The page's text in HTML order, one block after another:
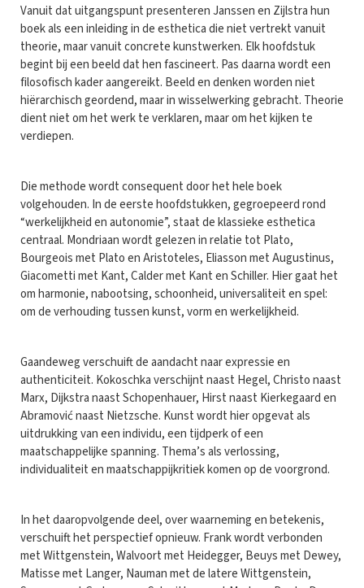
Vanuit dat uitgangspunt presenteren Janssen en Zijlstra hun
boek als een inleiding in de esthetica die niet vertrekt vanuit
theorie, maar vanuit concrete kunstwerken. Elk hoofdstuk
begint bij een beeld dat hen fascineert. Pas daarna wordt een
filosofisch kader aangereikt. Beeld en denken worden niet
hiërarchisch geordend, maar in wisselwerking gebracht. Theorie
dient niet om het werk te verklaren, maar om het kijken te
verdiepen.
Die methode wordt consequent door het hele boek
volgehouden. In de eerste hoofdstukken, gegroepeerd rond
“werkelijkheid en autonomie”, staat de klassieke esthetica
centraal. Mondriaan wordt gelezen in relatie tot Plato,
Bourgeois met Plato en Aristoteles, Eliasson met Augustinus,
Giacometti met Kant, Calder met Kant en Schiller. Hier gaat het
om harmonie, nabootsing, schoonheid, universaliteit en spel:
om de verhouding tussen kunst, vorm en werkelijkheid.
Gaandeweg verschuift de aandacht naar expressie en
authenticiteit. Kokoschka verschijnt naast Hegel, Christo naast
Marx, Dijkstra naast Schopenhauer, Hirst naast Kierkegaard en
Abramović naast Nietzsche. Kunst wordt hier opgevat als
uitdrukking van een individu, een tijdperk of een
maatschappelijke spanning. Thema’s als verlossing,
individualiteit en maatschappijkritiek komen op de voorgrond.
In het daaropvolgende deel, over waarneming en betekenis,
verschuift het perspectief opnieuw. Frank wordt verbonden
met Wittgenstein, Walvoort met Heidegger, Beuys met Dewey,
Matisse met Langer, Nauman met de latere Wittgenstein,